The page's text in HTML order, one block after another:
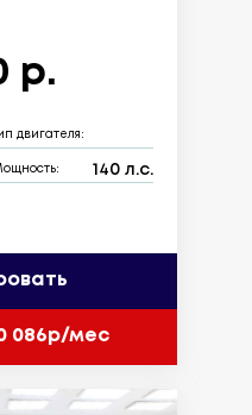
р.
двигателя:
140 л.с.
086р/мес